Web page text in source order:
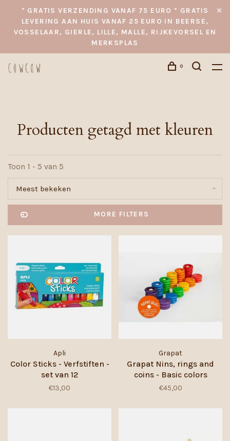
* GRATIS VERZENDING VANAF 75 EURO * GRATIS
LEVERING AAN HUIS VANAF 25 EURO IN BEERSE,
VOSSELAAR, GIERLE, LILLE, MALLE, RIJKEVORSEL EN
MERKSPLAS
0
Producten getagd met kleuren
Toon 1 - 5 van 5
Meest bekeken
MORE FILTERS
Apli
Color Sticks - Verfstiften -
set van 12
€13,00
Grapat
Grapat Nins, rings and
coins - Basic colors
€45,00